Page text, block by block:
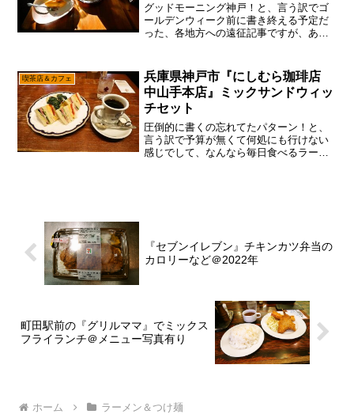
グッドモーニング神戸！と、言う訳でゴ
ールデンウィーク前に書き終える予定だ
った、各地方への遠征記事ですが、あえ
が、どう考えても時間が足りない説でし
て、こういうのも仕方ない...
喫茶店＆カフェ
兵庫県神戸市『にしむら珈琲店
中山手本店』ミックサンドウィッ
チセット
圧倒的に書くの忘れてたパターン！と、
言う訳で予算が無くて何処にも行けない
感じでして、なんなら毎日食べるラーメ
『セブンイレブン』チキンカツ弁当の
カロリーなど＠2022年
町田駅前の『グリルママ』でミックス
フライランチ＠メニュー写真有り
ホーム ラーメン＆つけ麺